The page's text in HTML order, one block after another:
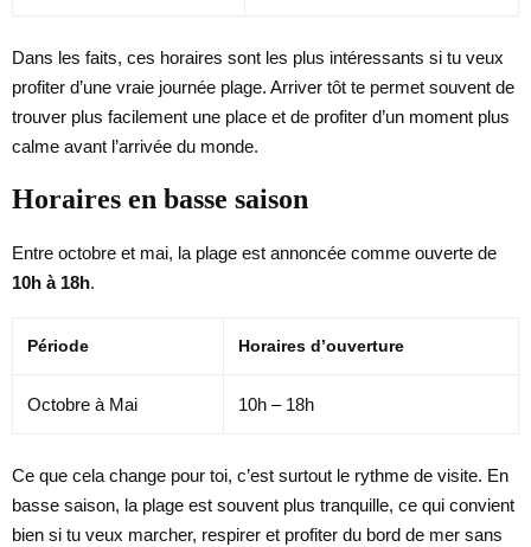
Dans les faits, ces horaires sont les plus intéressants si tu veux
profiter d’une vraie journée plage. Arriver tôt te permet souvent de
trouver plus facilement une place et de profiter d’un moment plus
calme avant l’arrivée du monde.
Horaires en basse saison
Entre octobre et mai, la plage est annoncée comme ouverte de
10h à 18h.
Période Horaires d’ouverture
Octobre à Mai 10h – 18h
Ce que cela change pour toi, c’est surtout le rythme de visite. En
basse saison, la plage est souvent plus tranquille, ce qui convient
bien si tu veux marcher, respirer et profiter du bord de mer sans